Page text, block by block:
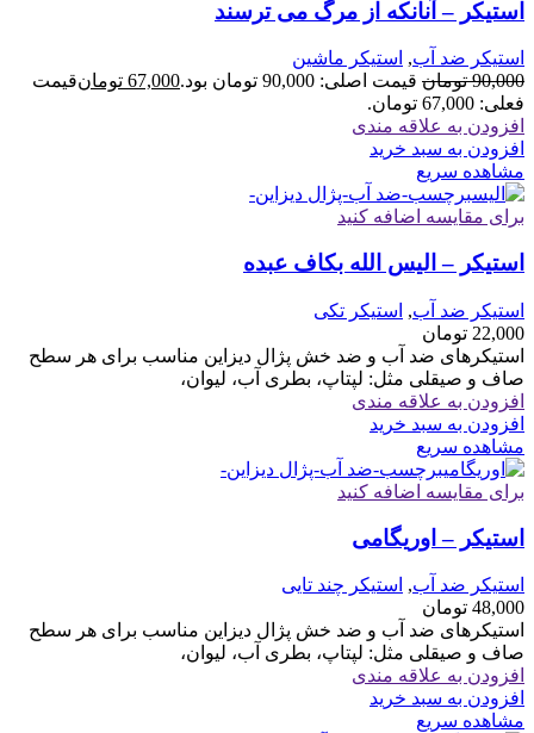
استیکر – آنانکه از مرگ می ترسند
استیکر ضد آب, استیکر ماشین
90,000 تومان قیمت اصلی: 90,000 تومان بود. 67,000 تومانقیمت
فعلی: 67,000 تومان.
افزودن به علاقه مندی
افزودن به سبد خرید
مشاهده سریع
برای مقایسه اضافه کنید
استیکر – الیس الله بکاف عبده
استیکر ضد آب, استیکر تکی
22,000 تومان
استیکرهای ضد آب و ضد خش پژال دیزاین مناسب برای هر سطح
صاف و صیقلی مثل: لپتاپ، بطری آب، لیوان،
افزودن به علاقه مندی
افزودن به سبد خرید
مشاهده سریع
برای مقایسه اضافه کنید
استیکر – اوریگامی
استیکر ضد آب, استیکر چند تایی
48,000 تومان
استیکرهای ضد آب و ضد خش پژال دیزاین مناسب برای هر سطح
صاف و صیقلی مثل: لپتاپ، بطری آب، لیوان،
افزودن به علاقه مندی
افزودن به سبد خرید
مشاهده سریع